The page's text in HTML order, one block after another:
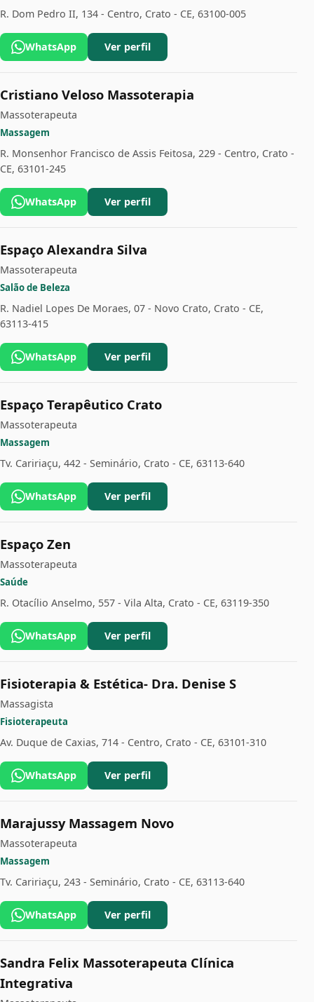
R. Dom Pedro II, 134 - Centro, Crato - CE, 63100-005
WhatsApp Ver perfil
Cristiano Veloso Massoterapia
Massoterapeuta
Massagem
R. Monsenhor Francisco de Assis Feitosa, 229 - Centro, Crato -
CE, 63101-245
WhatsApp Ver perfil
Espaço Alexandra Silva
Massoterapeuta
Salão de Beleza
R. Nadiel Lopes De Moraes, 07 - Novo Crato, Crato - CE,
63113-415
WhatsApp Ver perfil
Espaço Terapêutico Crato
Massoterapeuta
Massagem
Tv. Caririaçu, 442 - Seminário, Crato - CE, 63113-640
WhatsApp Ver perfil
Espaço Zen
Massoterapeuta
Saúde
R. Otacílio Anselmo, 557 - Vila Alta, Crato - CE, 63119-350
WhatsApp Ver perfil
Fisioterapia & Estética- Dra. Denise S
Massagista
Fisioterapeuta
Av. Duque de Caxias, 714 - Centro, Crato - CE, 63101-310
WhatsApp Ver perfil
Marajussy Massagem Novo
Massoterapeuta
Massagem
Tv. Caririaçu, 243 - Seminário, Crato - CE, 63113-640
WhatsApp Ver perfil
Sandra Felix Massoterapeuta Clínica
Integrativa